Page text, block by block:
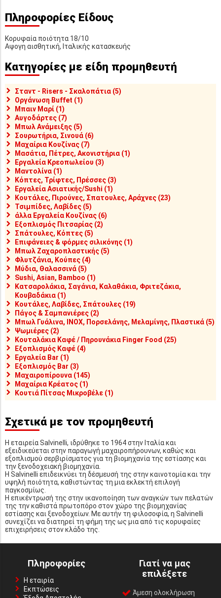
Πληροφορίες Είδους
Κορυφαία ποιότητα 18/10
Αψογη αισθητική, Ιταλικής κατασκευής
Κατηγορίες με είδη προμηθευτή
Σταντ - Risers - Σκαλοπάτια (5)
Οργάνωση Buffet (1)
Μπαιν Μαρί (1)
Αυγοδάρτες (7)
Μπωλ Ανάμειξης (5)
Σουρωτήρια, Σινουά (6)
Μαχαίρια Κουζίνας (7)
Μασάτια, Πέτρες, Ακονιστήρια (1)
Εργαλεία Κρεοπωλείου (3)
Μαντολίνα (1)
Κόπτες, Τρίφτες, Πρέσσες (3)
Εργαλεία Ασιατικής/Sushi (1)
Κουτάλες, Πιρούνες, Σπατουλες, Αράχνες (23)
Τσιμπίδες, Λαβίδες (5)
άλλα Εργαλεία Κουζίνας (6)
Εξοπλισμός Πιτσαρίας (2)
Σπάτουλες, Κόπτες (5)
Επιφάνειες & φόρμες σιλικόνης (1)
Μπωλ Ζαχαροπλαστικής (5)
Φλυτζάνια, Κούπες (4)
Μύδια, Θαλασσινά (5)
Sushi, Asian, Bamboo (1)
Κατσαρολάκια, Σαγάνια, Καλαθάκια, Φριτεζάκια,
Κουβαδάκια (1)
Κουτάλες, Λαβίδες, Σπάτουλες (19)
Πάγος & Σαμπανιέρες (2)
Μπωλ Γυάλινα, INOX, Πορσελάνης, Μελαμίνης, Πλαστικά (5)
Ψωμιέρες (2)
Κουταλάκια Καφέ / Πηρουνάκια Finger Food (25)
Εξοπλισμός Καφέ (4)
Εργαλεία Bar (1)
Εξοπλισμός Bar (3)
Μαχαιροπίρουνα (145)
Μαχαίρια Κρέατος (1)
Κουτιά Πίτσας Μικροβέλε (1)
Σχετικά με τον προμηθευτή
Η εταιρεία Salvinelli, ιδρύθηκε το 1964 στην Ιταλία και
εξειδικεύεται στην παραγωγή μαχαιροπήρουνων, καθώς και
εξοπλισμού σερβιρίσματος για τη βιομηχανία της εστίασης και
την ξενοδοχειακή βιομηχανία.
Η Salvinelli επιδεικνύει τη δέσμευσή της στην καινοτομία και την
υψηλή ποιότητα, καθιστώντας τη μια εκλεκτή επιλογή
παγκοσμίως.
Η επικέντρωσή της στην ικανοποίηση των αναγκών των πελατών
της την καθιστά πρωτοπόρο στον χώρο της βιομηχανίας
εστίασης και ξενοδοχείων. Με αυτήν τη φιλοσοφία, η Salvinelli
συνεχίζει να διατηρεί τη φήμη της ως μια από τις κορυφαίες
επιχειρήσεις στον κλάδο της.
Πληροφορίες
Η εταιρία
Εκπτώσεις
Γιατί να μας
επιλέξετε
Άμεση ολοκλήρωση